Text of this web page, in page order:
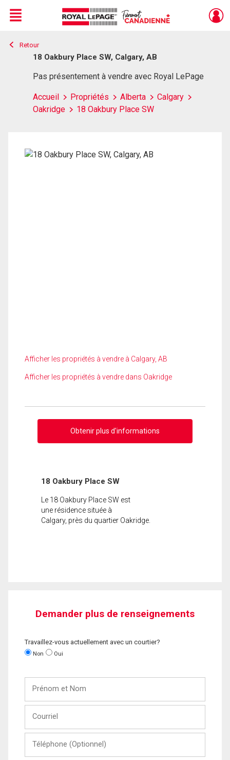
Live
En Direct
Menu
Retour
18 Oakbury Place SW, Calgary, AB
Pas présentement à vendre avec Royal LePage
Accueil Propriétés Alberta
Calgary
Oakridge
18 Oakbury Place SW
Afficher les propriétés à vendre à Calgary, AB
Afficher les propriétés à vendre dans Oakridge
Obtenir plus d'informations
18 Oakbury Place SW
Le 18 Oakbury Place SW est
une résidence située à
Calgary, près du quartier Oakridge.
Demander plus de renseignements
Travaillez-vous actuellement avec un courtier?
Non Oui
Nom
(Optionnel)